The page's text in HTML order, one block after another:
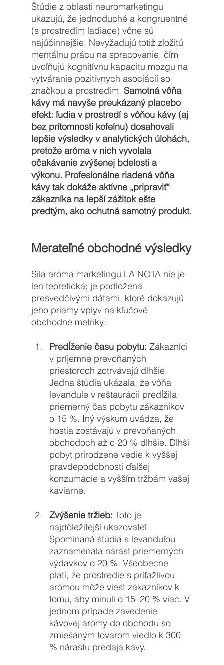
Štúdie z oblasti neuromarketingu
ukazujú, že jednoduché a kongruentné
(s prostredím ladiace) vône sú
najúčinnejšie. Nevyžadujú totiž zložitú
mentálnu prácu na spracovanie, čím
uvoľňujú kognitívnu kapacitu mozgu na
vytváranie pozitívnych asociácií so
značkou a prostredím. Samotná vôňa
kávy má navyše preukázaný placebo
efekt: ľudia v prostredí s vôňou kávy (aj
bez prítomnosti kofeínu) dosahovali
lepšie výsledky v analytických úlohách,
pretože aróma v nich vyvolala
očakávanie zvýšenej bdelosti a
výkonu. Profesionálne riadená vôňa
kávy tak dokáže aktívne „pripraviť“
zákazníka na lepší zážitok ešte
predtým, ako ochutná samotný produkt.
Merateľné obchodné výsledky
Sila aróma marketingu LA NOTA nie je
len teoretická; je podložená
presvedčivými dátami, ktoré dokazujú
jeho priamy vplyv na kľúčové
obchodné metriky:
Predĺženie času pobytu: Zákazníci
v príjemne prevoňaných
priestoroch zotrvávajú dlhšie.
Jedna štúdia ukázala, že vôňa
levandule v reštaurácii predĺžila
priemerný čas pobytu zákazníkov
o 15 %. Iný výskum uvádza, že
hostia zostávajú v prevoňaných
obchodoch až o 20 % dlhšie. Dlhší
pobyt prirodzene vedie k vyššej
pravdepodobnosti ďalšej
konzumácie a vyšším tržbám vašej
kaviarne.
Zvýšenie tržieb: Toto je
najdôležitejší ukazovateľ.
Spomínaná štúdia s levanduľou
zaznamenala nárast priemerných
výdavkov o 20 %. Všeobecne
platí, že prostredie s príťažlivou
arómou môže viesť zákazníkov k
tomu, aby minuli o 15–20 % viac. V
jednom prípade zavedenie
kávovej arómy do obchodu so
zmiešaným tovarom viedlo k 300
% nárastu predaja kávy.